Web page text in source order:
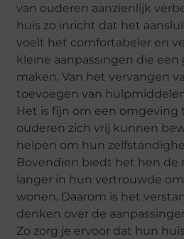
van ouderen aanzienlijk
huis zo inricht dat het
voelt het comfortabeler en
kleine aanpassingen die een
maken. Van het vervangen
toevoegen van
Het is fijn om een omgeving
ouderen zich vrij kunnen
helpen om hun
Bovendien biedt het hen de
langer in hun vertrouwde
wonen. Daarom is het
denken over de
Zo zorg je ervoor dat hun